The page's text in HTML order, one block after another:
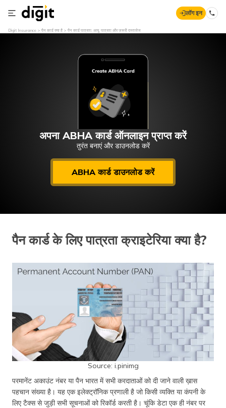
लॉग इन
Digit Insurance पैन कार्ड क्या है पैन कार्ड पात्रता: आयु, पात्रता और ज़रूरी दस्तावेज
अपना ABHA कार्ड ऑनलाइन प्राप्त करें
तुरंत बनाएं और डाउनलोड करें
ABHA कार्ड डाउनलोड करें
पैन कार्ड के लिए पात्रता क्राइटेरिया क्या है?
Source: i.pinimg
परमानेंट अकाउंट नंबर या पैन भारत में सभी करदाताओं को दी जाने वाली ख़ास
पहचान संख्या है। यह एक इलेक्ट्रॉनिक प्रणाली है जो किसी व्यक्ति या कंपनी के
लिए टैक्स से जुड़ी सभी सूचनाओं को रिकॉर्ड करती है। चूंकि डेटा एक ही नंबर पर